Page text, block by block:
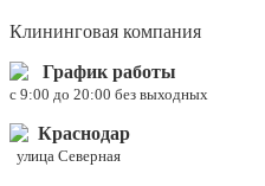
Клининговая компания
График работы
c 9:00 до 20:00 без выходных
Краснодар
улица Северная